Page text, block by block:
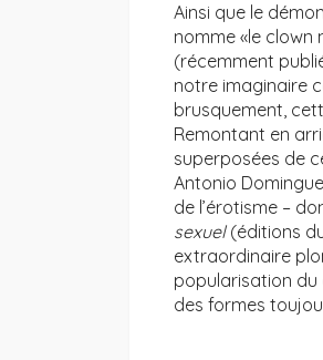
Ainsi que le
nomme «le clown
(récemment
notre imaginaire
brusquement,
Remontant en
superposées de
Antonio
de l’érotisme –
sexuel(éditions
extraordinaire
popularisation du
des formes